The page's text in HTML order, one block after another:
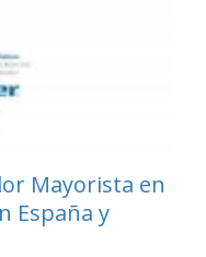
Mayorista en
España y